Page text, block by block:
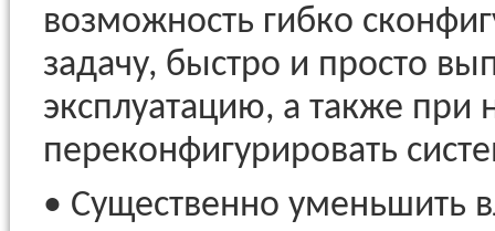
возможность гибко
задачу, быстро и просто
эксплуатацию, а также при
переконфигурировать
• Существенно уменьшить